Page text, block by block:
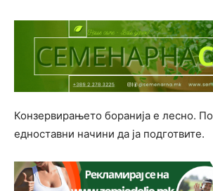
Конзервирањето боранија е лесно.
едноставни начини да ја подготвите.